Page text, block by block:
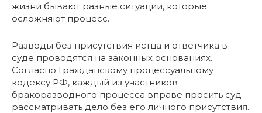
жизни бывают разные ситуации, которые
осложняют процесс.
Разводы без присутствия истца и ответчика в
суде проводятся на законных основаниях.
Согласно Гражданскому процессуальному
кодексу РФ, каждый из участников
бракоразводного процесса вправе просить суд
рассматривать дело без его личного присутствия.